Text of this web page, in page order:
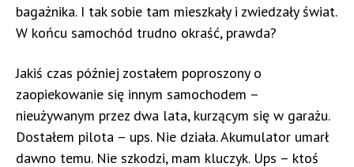
bagażnika. I tak sobie tam mieszkały i zwiedzały świat.
W końcu samochód trudno okraść, prawda?
Jakiś czas później zostałem poproszony o
zaopiekowanie się innym samochodem –
nieużywanym przez dwa lata, kurzącym się w garażu.
Dostałem pilota – ups. Nie działa. Akumulator umarł
dawno temu. Nie szkodzi, mam kluczyk. Ups – ktoś